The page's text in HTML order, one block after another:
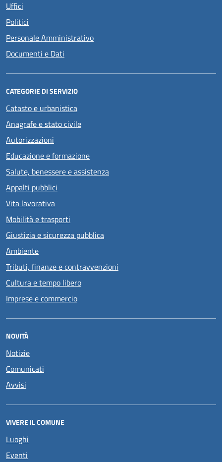
Uffici
Politici
Personale Amministrativo
Documenti e Dati
CATEGORIE DI SERVIZIO
Catasto e urbanistica
Anagrafe e stato civile
Autorizzazioni
Educazione e formazione
Salute, benessere e assistenza
Appalti pubblici
Vita lavorativa
Mobilità e trasporti
Giustizia e sicurezza pubblica
Ambiente
Tributi, finanze e contravvenzioni
Cultura e tempo libero
Imprese e commercio
NOVITÀ
Notizie
Comunicati
Avvisi
VIVERE IL COMUNE
Luoghi
Eventi